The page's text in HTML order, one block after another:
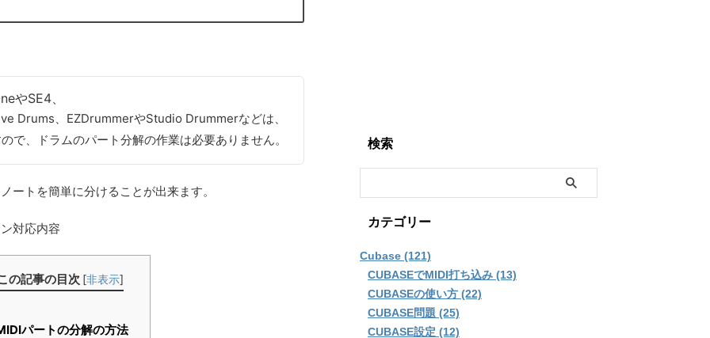
やSE4、
Drums、EZDrummerやStudio Drummerなどは、
で、ドラムのパート分解の作業は必要ありません。
ートを簡単に分けることが出来ます。
対応内容
の記事の目次 [非表示]
パートの分解の方法
検索
カテゴリー
Cubase (121)
CUBASEでMIDI打ち込み (13)
CUBASEの使い方 (22)
CUBASE問題 (25)
CUBASE設定 (12)